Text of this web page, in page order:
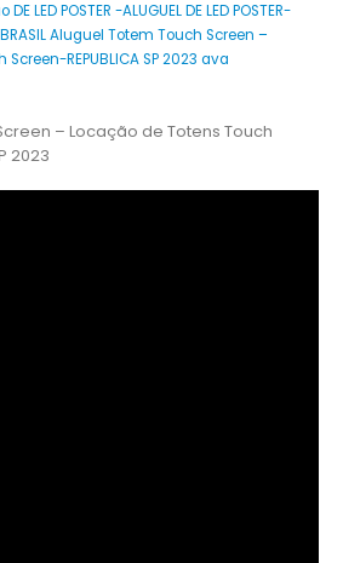
LED POSTER -ALUGUEL DE LED POSTER-
BRASIL Aluguel Totem Touch Screen –
REPUBLICA SP 2023 ava
– Locação de Totens Touch
2023